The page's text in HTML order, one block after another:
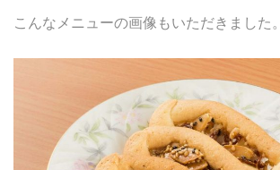
こんなメニューの画像もいただきました。